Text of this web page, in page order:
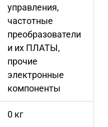
управления,
частотные
преобразователи
и их ПЛАТЫ,
прочие
электронные
компоненты
0 кг